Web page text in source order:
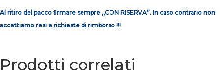
Al ritiro del pacco firmare sempre ,,CON RISERVA”. In caso contrario non
accettiamo resi e richieste di rimborso !!!
Prodotti correlati